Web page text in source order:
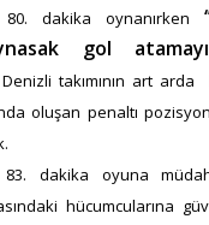
80. dakika oynanırken
gol
takımının art arda
oluşan penaltı
83. dakika oyuna
hücumcularına